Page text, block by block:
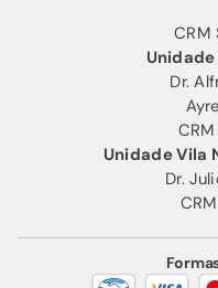
CRM
Dr.
Unidade Vila
Dr.